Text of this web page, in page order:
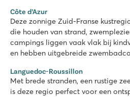
Le Sérignan Plage
Le Sérignan Plage
Frankrijk - Zuid-Frankrijk -
★
★
Groot kinderbad met leuke
Gelegen aan het mooi
Bezoek Aqualand in Le Cap
Côte d’Azur
Deze zonnige Zuid-Franse
die houden van strand,
campings liggen vaak vlak bij
en hebben uitgebreide
Languedoc-Roussillon
Met brede stranden, een rustige
is deze regio perfect voor een